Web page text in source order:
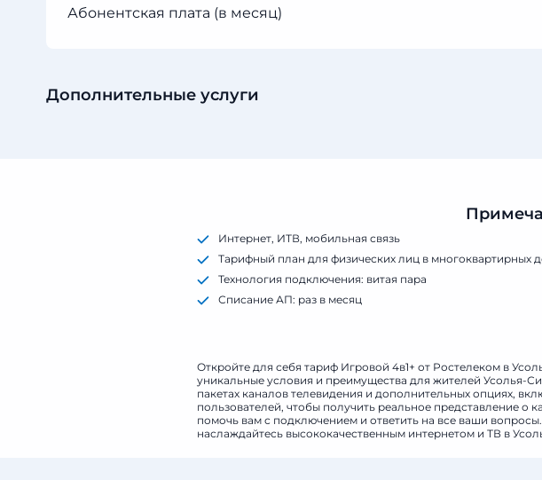
Абонентская плата (в месяц)
Дополнительные услуги
Интернет, ИТВ, мобильная связь
Тарифный план для физических лиц в многоквартирных
Технология подключения: витая пара
Списание АП: раз в месяц
Откройте для себя тариф Игровой 4в1+ от Ростелеком в
уникальные условия и преимущества для жителей Усолья-
пакетах каналов телевидения и дополнительных опциях,
пользователей, чтобы получить реальное представление о
помочь вам с подключением и ответить на все ваши
наслаждайтесь высококачественным интернетом и ТВ в